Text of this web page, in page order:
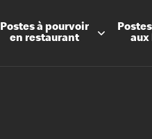
Postes à pourvoir
en restaurant
aux